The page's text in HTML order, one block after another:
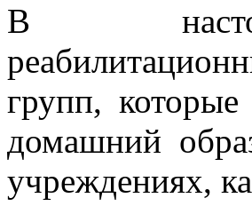
В
групп,
домашний
учреждениях,